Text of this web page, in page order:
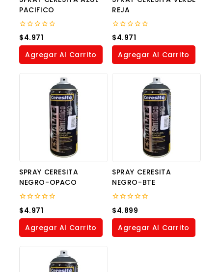
PACIFICO
0
out
of
$4.971
Agregar Al Carrito
REJA
0
out
of
$4.971
Agregar Al Carrito
SPRAY CERESITA
NEGRO-OPACO
0
out
of
$4.971
Agregar Al Carrito
SPRAY CERESITA
NEGRO-BTE
0
out
of
$4.899
Agregar Al Carrito